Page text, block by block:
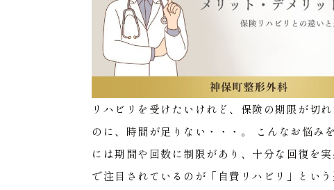
リハビリを受けたいけれど、保険の期限が切れ
のに、時間が足りない・・・。
こんなお悩み
には期間や回数に制限があり、十分な回復を
で注目されているのが「自費リハビリ」という